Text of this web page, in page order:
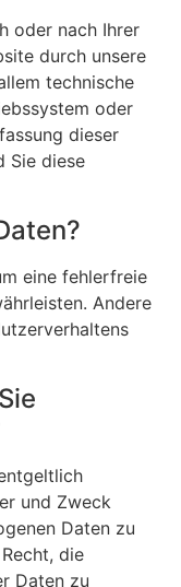
oder nach Ihrer
durch unsere
technische
oder
dieser
Sie diese
eine fehlerfreie
Andere
und Zweck
Daten zu
die
Daten zu